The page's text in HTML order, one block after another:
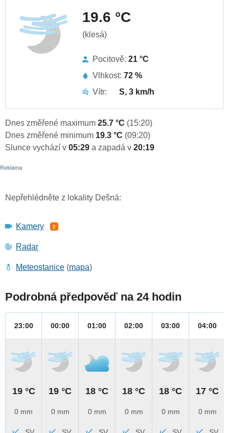
19.6 °C
(klesá)
Pocitově: 21 °C
Vlhkost: 72 %
Vítr:
S, 3 km/h
Dnes změřené maximum 25.7 °C (15:20)
Dnes změřené minimum 19.3 °C (09:20)
Slunce vychází v 05:29 a zapadá v 20:19
Nepřehlédněte z lokality Dešná:
Kamery 2
Radar
Meteostanice (mapa)
Podrobná předpověď na 24 hodin
23:00
19 °C
0 mm
00:00
19 °C
0 mm
01:00
18 °C
0 mm
02:00
18 °C
0 mm
03:00
18 °C
0 mm
04:00
17 °C
0 mm